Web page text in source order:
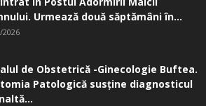
Urmează două săptămâni în...
2026
de Obstetrică -Ginecologie Buftea.
Patologică susţine diagnosticul